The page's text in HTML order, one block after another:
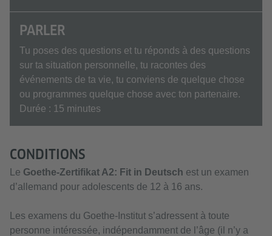
PARLER
Tu poses des questions et tu réponds à des questions
sur ta situation personnelle, tu racontes des
événements de ta vie, tu conviens de quelque chose
ou programmes quelque chose avec ton partenaire.
Durée : 15 minutes
CONDITIONS
Le Goethe-Zertifikat A2: Fit in Deutsch est un examen
d’allemand pour adolescents de 12 à 16 ans.
Les examens du Goethe-Institut s’adressent à toute
personne intéressée, indépendamment de l’âge (il n’y a